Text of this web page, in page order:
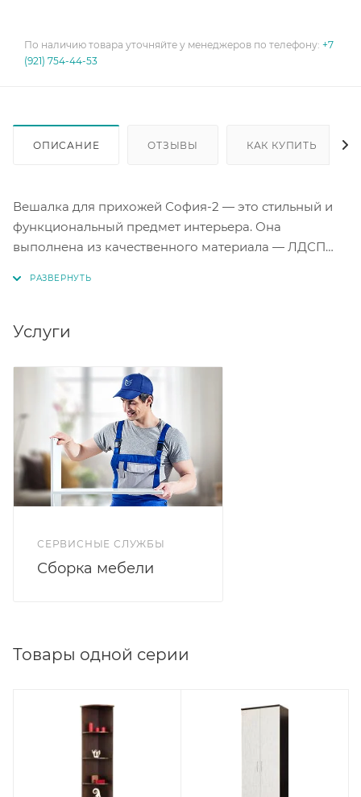
По наличию товара уточняйте у менеджеров по телефону: +7
(921) 754-44-53
ОПИСАНИЕ ОТЗЫВЫ КАК КУПИТЬ
Вешалка для прихожей София-2 — это стильный и
функциональный предмет интерьера. Она
выполнена из качественного материала — ЛДСП
современный вид. Благодаря своему дизайну, она
На вешалке можно разместить одежду, аксессуары и
другие предметы, что поможет организовать
пространство и поддерживать порядок.
Услуги
СЕРВИСНЫЕ СЛУЖБЫ
Сборка мебели
Товары одной серии